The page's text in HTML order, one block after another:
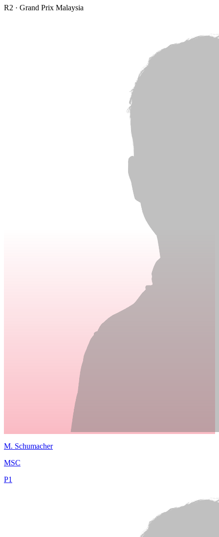
R2 · Grand Prix Malaysia
M. Schumacher
MSC
P1